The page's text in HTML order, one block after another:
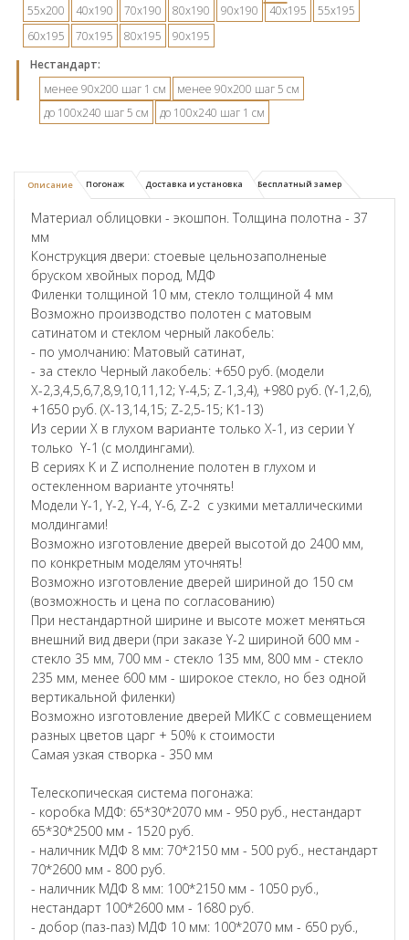
55х200
40х190 70х190 80х190 90х190 40х195
55х195
60х195
70х195 80х195
90х195
Hестандарт:
менее 90х200 шаг 1 см
менее 90х200 шаг 5 см
до 100х240 шаг 5 см
до 100х240 шаг 1 см
Описание Погонаж Доставка и установка Бесплатный замер
Материал облицовки - экошпон. Толщина полотна - 37
мм
Конструкция двери: стоевые цельнозаполненые
бруском хвойных пород, МДФ
Филенки толщиной 10 мм, стекло толщиной 4 мм
Возможно производство полотен с матовым
сатинатом и стеклом черный лакобель:
- по умолчанию: Матовый сатинат,
- за стекло Черный лакобель: +650 руб. (модели
Х-2,3,4,5,6,7,8,9,10,11,12; Y-4,5; Z-1,3,4), +980 руб. (Y-1,2,6),
+1650 руб. (X-13,14,15; Z-2,5-15; K1-13)
Из серии X в глухом варианте только X-1, из серии Y
только Y-1 (с молдингами).
В сериях K и Z исполнение полотен в глухом и
остекленном варианте уточнять!
Модели Y-1, Y-2, Y-4, Y-6, Z-2 с узкими металлическими
молдингами!
Возможно изготовление дверей высотой до 2400 мм,
по конкретным моделям уточнять!
Возможно изготовление дверей шириной до 150 см
(возможность и цена по согласованию)
При нестандартной ширине и высоте может меняться
внешний вид двери (при заказе Y-2 шириной 600 мм -
стекло 35 мм, 700 мм - стекло 135 мм, 800 мм - стекло
235 мм, менее 600 мм - широкое стекло, но без одной
вертикальной филенки)
Возможно изготовление дверей МИКС с совмещением
разных цветов царг + 50% к стоимости
Самая узкая створка - 350 мм
Телескопическая система погонажа:
- коробка МДФ: 65*30*2070 мм - 950 руб., нестандарт
65*30*2500 мм - 1520 руб.
- наличник МДФ 8 мм: 70*2150 мм - 500 руб., нестандарт
70*2600 мм - 800 руб.
- наличник МДФ 8 мм: 100*2150 мм - 1050 руб.,
нестандарт 100*2600 мм - 1680 руб.
- добор (паз-паз) МДФ 10 мм: 100*2070 мм - 650 руб.,